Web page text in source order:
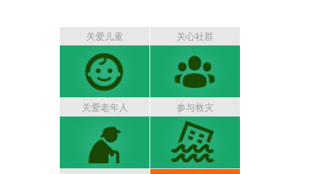
关爱儿童 关心社群
关爱老年人 参与救灾